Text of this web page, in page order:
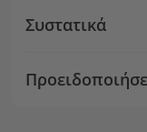
Συστατικά